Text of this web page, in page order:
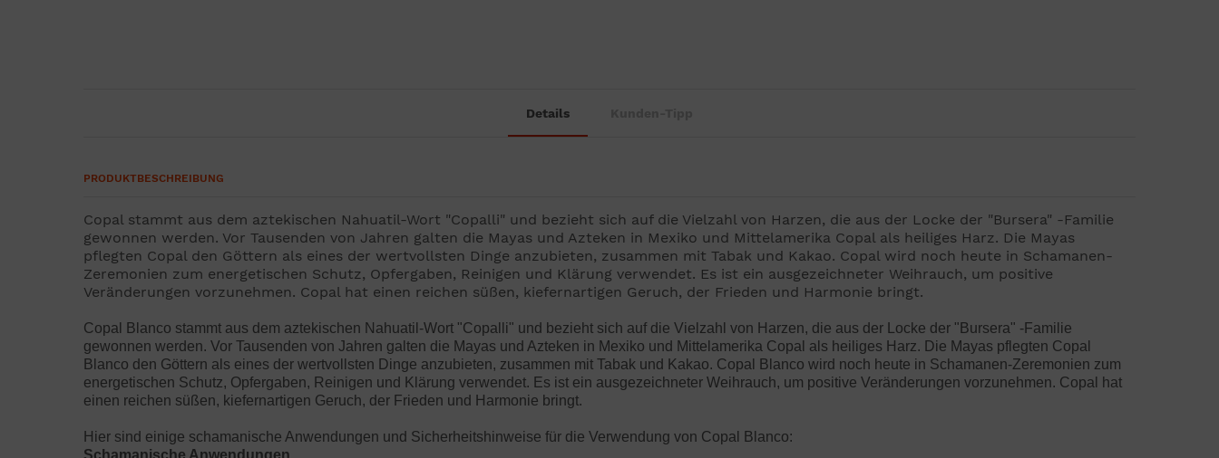
Details
PRODUKTBESCHREIBUNG
Copal stammt aus dem aztekischen Nahuatil-Wort "Copalli" und bezieht sich auf die Vielzahl von Harzen, die aus der Locke der "Bursera" -Familie
gewonnen werden. Vor Tausenden von Jahren galten die Mayas und Azteken in Mexiko und Mittelamerika Copal als heiliges Harz. Die Mayas
pflegten Copal den Göttern als eines der wertvollsten Dinge anzubieten, zusammen mit Tabak und Kakao. Copal wird noch heute in Schamanen-
Zeremonien zum energetischen Schutz, Opfergaben, Reinigen und Klärung verwendet. Es ist ein ausgezeichneter Weihrauch, um positive
Veränderungen vorzunehmen. Copal hat einen reichen süßen, kiefernartigen Geruch, der Frieden und Harmonie bringt.
Copal Blanco stammt aus dem aztekischen Nahuatil-Wort "Copalli" und bezieht sich auf die Vielzahl von Harzen, die aus der Locke der "Bursera" -Familie
gewonnen werden. Vor Tausenden von Jahren galten die Mayas und Azteken in Mexiko und Mittelamerika Copal als heiliges Harz. Die Mayas pflegten Copal
Blanco den Göttern als eines der wertvollsten Dinge anzubieten, zusammen mit Tabak und Kakao. Copal Blanco wird noch heute in Schamanen-Zeremonien zum
energetischen Schutz, Opfergaben, Reinigen und Klärung verwendet. Es ist ein ausgezeichneter Weihrauch, um positive Veränderungen vorzunehmen. Copal hat
einen reichen süßen, kiefernartigen Geruch, der Frieden und Harmonie bringt.
Hier sind einige schamanische Anwendungen und Sicherheitshinweise für die Verwendung von Copal Blanco:
Schamanische Anwendungen